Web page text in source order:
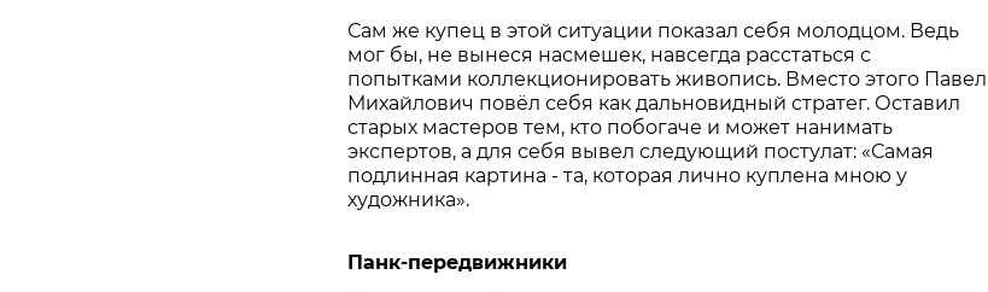
Сам же купец в этой ситуации показал себя молодцом. Ведь
мог бы, не вынеся насмешек, навсегда расстаться с
попытками коллекционировать живопись. Вместо этого Павел
Михайлович повёл себя как дальновидный стратег. Оставил
старых мастеров тем, кто побогаче и может нанимать
экспертов, а для себя вывел следующий постулат: «Самая
подлинная картина - та, которая лично куплена мною у
художника».
Панк-передвижники